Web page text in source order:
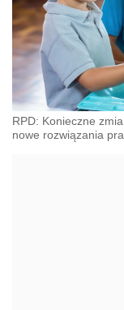
RPD: Konieczne
nowe rozwiązania